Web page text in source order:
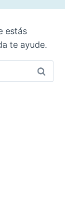
estás
te ayude.